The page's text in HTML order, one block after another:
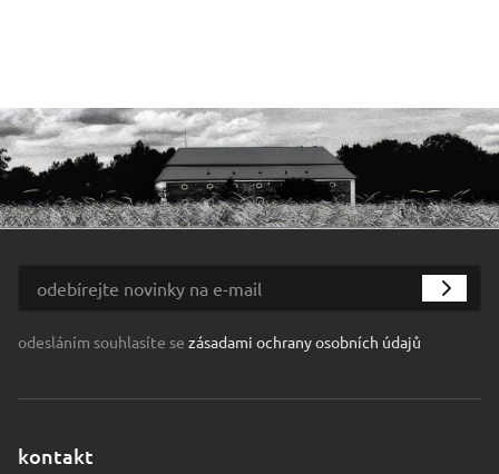
odesláním souhlasíte se zásadami ochrany osobních údajů
kontakt